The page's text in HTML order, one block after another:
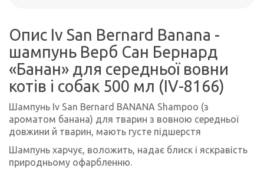
Опис Iv San Bernard Banana -
шампунь Верб Сан Бернард
«Банан» для середньої вовни
котів і собак 500 мл (IV-8166)
Шампунь Iv San Bernard BANANA Shampoo (з
ароматом банана) для тварин з вовною середньої
довжини й тварин, мають густе підшерстя
Шампунь харчує, воложить, надає блиск і яскравість
природньому офарбленню.